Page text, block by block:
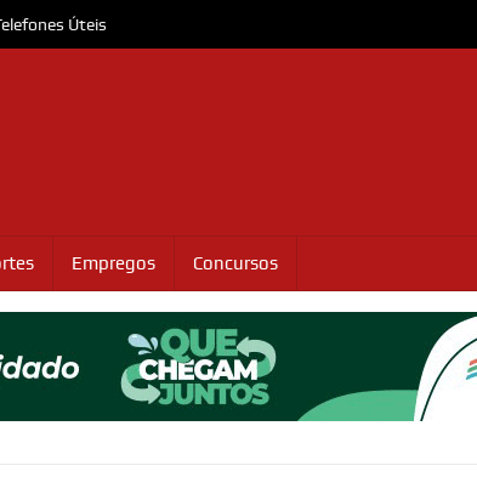
Úteis
Empregos Concursos